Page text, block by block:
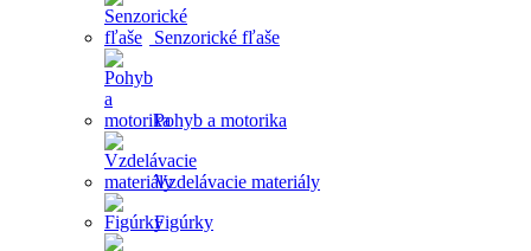
Senzorické fľaše
Pohyb a motorika
Vzdelávacie materiály
Figúrky